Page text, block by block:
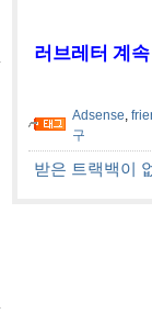
러브레터 계
Adsense,
구
받은 트랙백이